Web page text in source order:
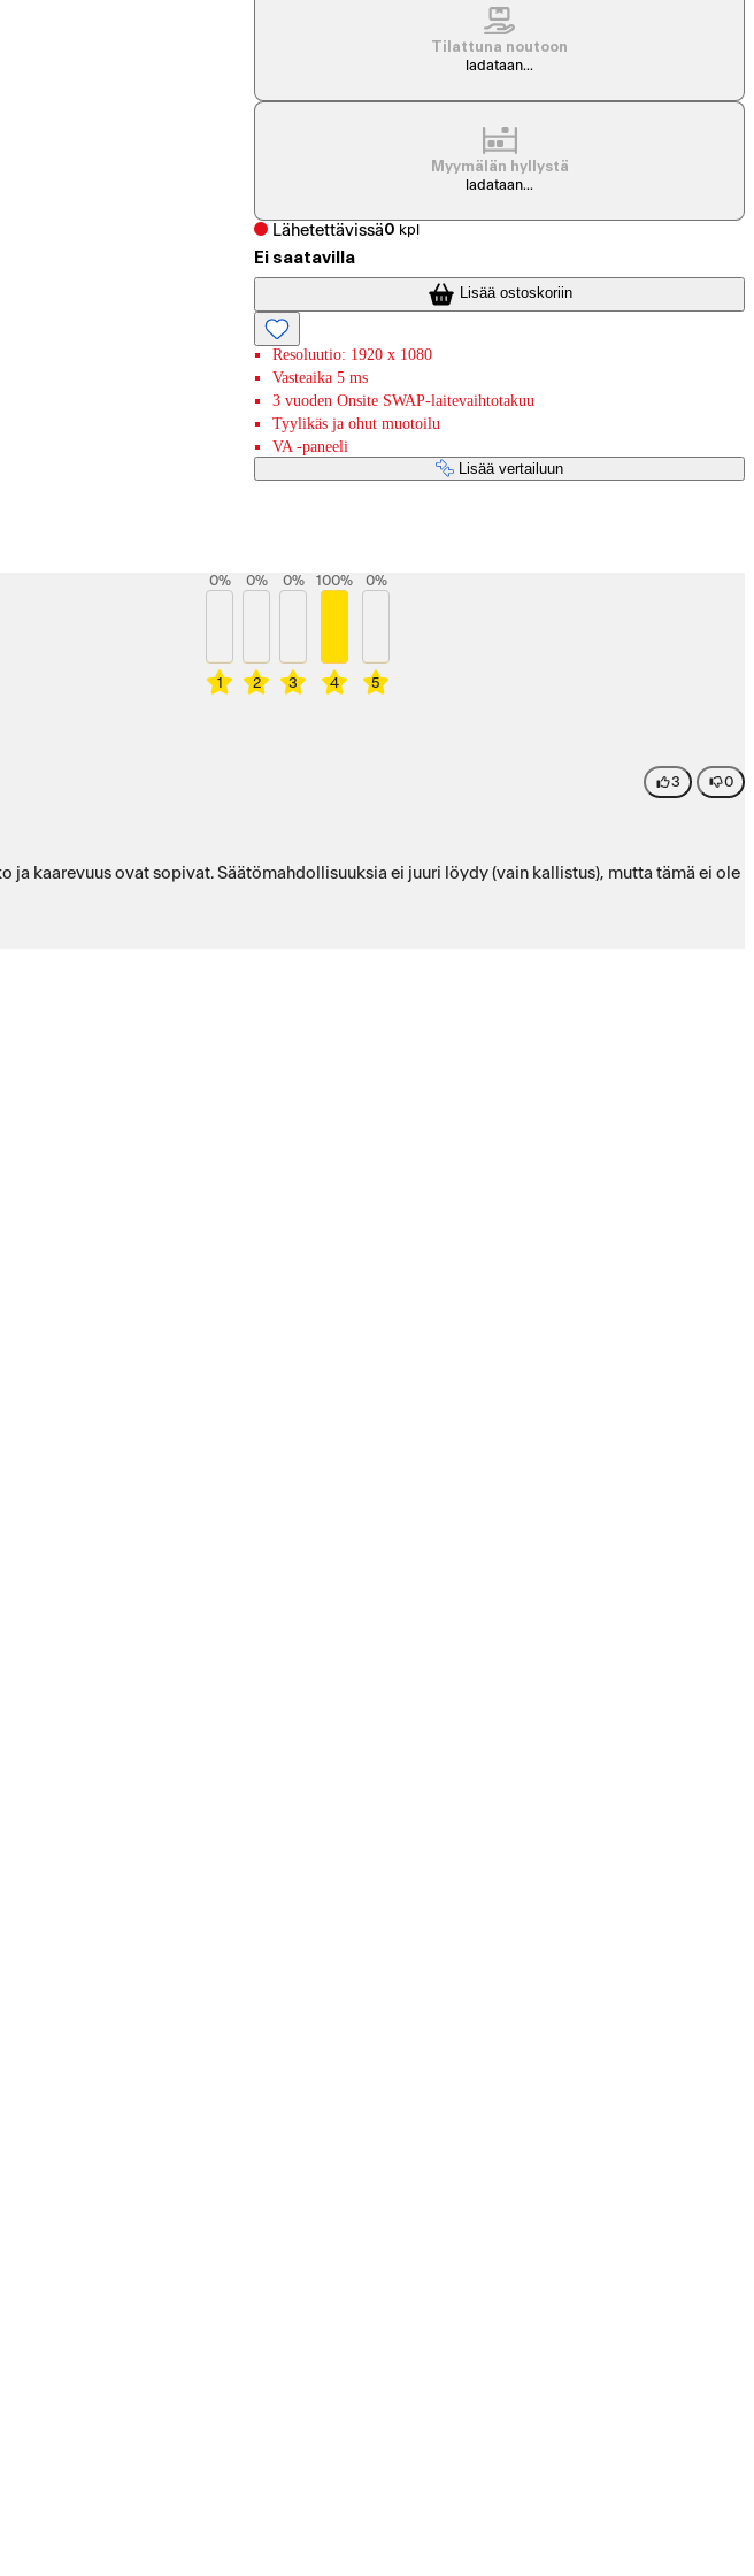
Tilattuna noutoon
ladataan...
Myymälän hyllystä
ladataan...
Lähetettävissä0 kpl
Ei saatavilla
Lisää ostoskoriin
Resoluutio: 1920 x 1080
Vasteaika 5 ms
3 vuoden Onsite SWAP-laitevaihtotakuu
Tyylikäs ja ohut muotoilu
VA -paneeli
Lisää vertailuun
1
0%
2
0%
3
0%
4
100%
5
0%
3 0
kaarevuus ovat sopivat. Säätömahdollisuuksia ei juuri löydy (vain kallistus), mutta tämä ei ole